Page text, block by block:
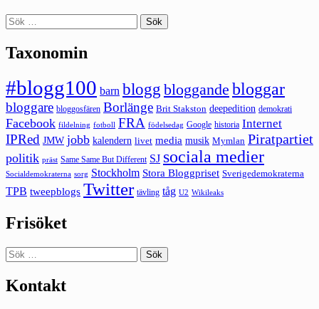
Sök
efter:
Taxonomin
#blogg100 barn blogg bloggande bloggar
bloggare bloggosfären Borlänge Brit Stakston deepedition demokrati
Facebook fildelning fotboll FRA födelsedag Google historia Internet
IPRed JMW jobb kalendern livet media musik Mymlan Piratpartiet
politik präst Same Same But Different SJ sociala medier
Socialdemokraterna sorg Stockholm Stora Bloggpriset Sverigedemokraterna
TPB tweepblogs Twitter tävling tåg U2 Wikileaks
Frisöket
Sök
efter:
Kontakt